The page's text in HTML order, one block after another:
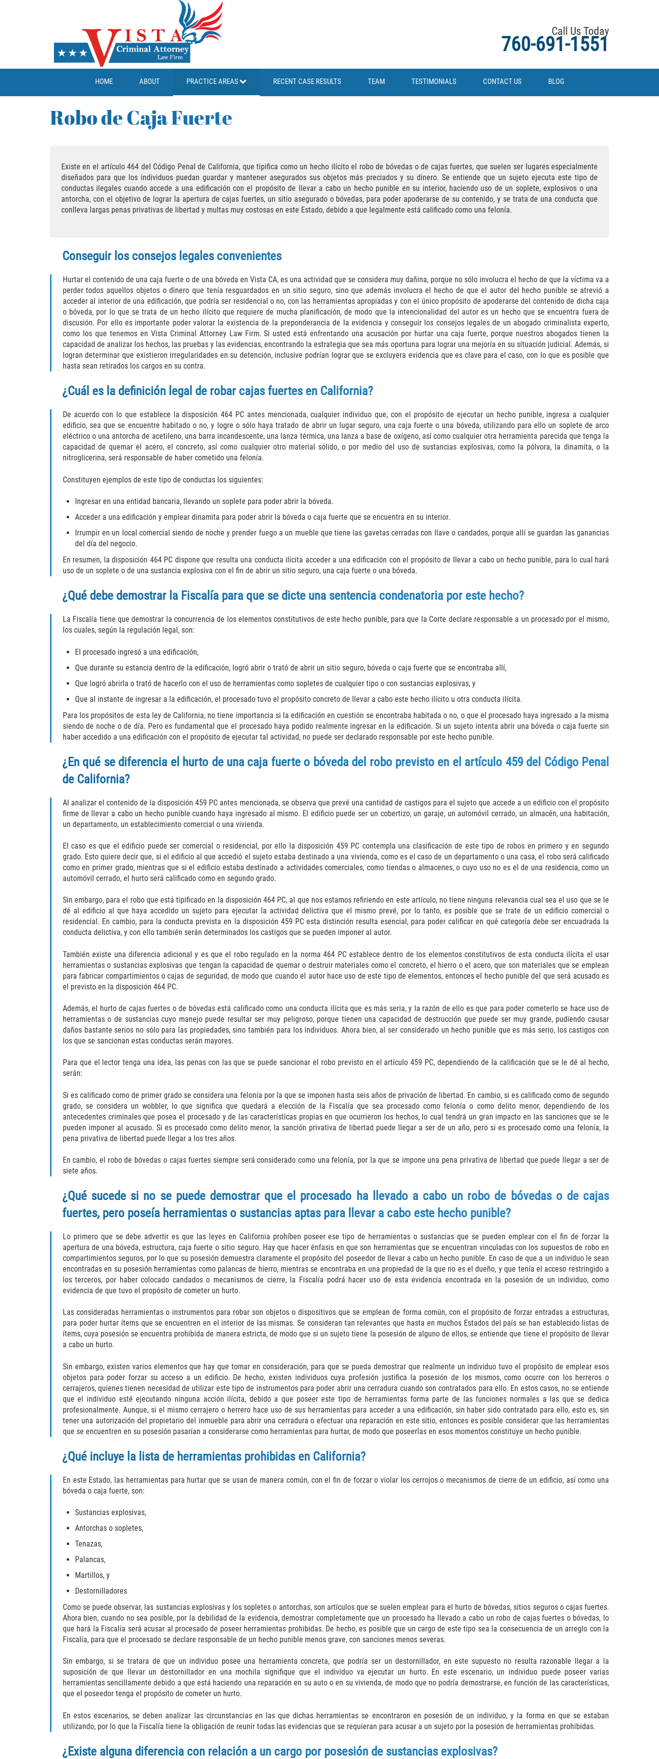
Call Us Today
760-691-1551
HOME ABOUT PRACTICE AREAS RECENT CASE RESULTS TEAM TESTIMONIALS CONTACT US BLOG
Robo de Caja Fuerte
Existe en el artículo 464 del Código Penal de California, que tipifica como un hecho ilícito el robo de bóvedas o de cajas fuertes, que suelen ser lugares especialmente
diseñados para que los individuos puedan guardar y mantener asegurados sus objetos más preciados y su dinero. Se entiende que un sujeto ejecuta este tipo de
conductas ilegales cuando accede a una edificación con el propósito de llevar a cabo un hecho punible en su interior, haciendo uso de un soplete, explosivos o una
antorcha, con el objetivo de lograr la apertura de cajas fuertes, un sitio asegurado o bóvedas, para poder apoderarse de su contenido, y se trata de una conducta que
conlleva largas penas privativas de libertad y multas muy costosas en este Estado, debido a que legalmente está calificado como una felonía.
Conseguir los consejos legales convenientes
Hurtar el contenido de una caja fuerte o de una bóveda en Vista CA, es una actividad que se considera muy dañina, porque no sólo involucra el hecho de que la víctima va a
perder todos aquellos objetos o dinero que tenía resguardados en un sitio seguro, sino que además involucra el hecho de que el autor del hecho punible se atrevió a
acceder al interior de una edificación, que podría ser residencial o no, con las herramientas apropiadas y con el único propósito de apoderarse del contenido de dicha caja
o bóveda, por lo que se trata de un hecho ilícito que requiere de mucha planificación, de modo que la intencionalidad del autor es un hecho que se encuentra fuera de
discusión. Por ello es importante poder valorar la existencia de la preponderancia de la evidencia y conseguir los consejos legales de un abogado criminalista experto,
como los que tenemos en Vista Criminal Attorney Law Firm. Si usted está enfrentando una acusación por hurtar una caja fuerte, porque nuestros abogados tienen la
capacidad de analizar los hechos, las pruebas y las evidencias, encontrando la estrategia que sea más oportuna para lograr una mejoría en su situación judicial. Además, si
logran determinar que existieron irregularidades en su detención, inclusive podrían lograr que se excluyera evidencia que es clave para el caso, con lo que es posible que
hasta sean retirados los cargos en su contra.
¿Cuál es la definición legal de robar cajas fuertes en California?
De acuerdo con lo que establece la disposición 464 PC antes mencionada, cualquier individuo que, con el propósito de ejecutar un hecho punible, ingresa a cualquier
edificio, sea que se encuentre habitado o no, y logre o sólo haya tratado de abrir un lugar seguro, una caja fuerte o una bóveda, utilizando para ello un soplete de arco
eléctrico o una antorcha de acetileno, una barra incandescente, una lanza térmica, una lanza a base de oxígeno, así como cualquier otra herramienta parecida que tenga la
capacidad de quemar el acero, el concreto, así como cualquier otro material sólido, o por medio del uso de sustancias explosivas, como la pólvora, la dinamita, o la
nitroglicerina, será responsable de haber cometido una felonía.
Constituyen ejemplos de este tipo de conductas los siguientes:
Ingresar en una entidad bancaria, llevando un soplete para poder abrir la bóveda.
Acceder a una edificación y emplear dinamita para poder abrir la bóveda o caja fuerte que se encuentra en su interior.
Irrumpir en un local comercial siendo de noche y prender fuego a un mueble que tiene las gavetas cerradas con llave o candados, porque allí se guardan las ganancias
del día del negocio.
En resumen, la disposición 464 PC dispone que resulta una conducta ilícita acceder a una edificación con el propósito de llevar a cabo un hecho punible, para lo cual hará
uso de un soplete o de una sustancia explosiva con el fin de abrir un sitio seguro, una caja fuerte o una bóveda.
¿Qué debe demostrar la Fiscalía para que se dicte una sentencia condenatoria por este hecho?
La Fiscalía tiene que demostrar la concurrencia de los elementos constitutivos de este hecho punible, para que la Corte declare responsable a un procesado por el mismo,
los cuales, según la regulación legal, son:
El procesado ingresó a una edificación,
Que durante su estancia dentro de la edificación, logró abrir o trató de abrir un sitio seguro, bóveda o caja fuerte que se encontraba allí,
Que logró abrirla o trató de hacerlo con el uso de herramientas como sopletes de cualquier tipo o con sustancias explosivas, y
Que al instante de ingresar a la edificación, el procesado tuvo el propósito concreto de llevar a cabo este hecho ilícito u otra conducta ilícita.
Para los propósitos de esta ley de California, no tiene importancia si la edificación en cuestión se encontraba habitada o no, o que el procesado haya ingresado a la misma
siendo de noche o de día. Pero es fundamental que el procesado haya podido realmente ingresar en la edificación. Si un sujeto intenta abrir una bóveda o caja fuerte sin
haber accedido a una edificación con el propósito de ejecutar tal actividad, no puede ser declarado responsable por este hecho punible.
¿En qué se diferencia el hurto de una caja fuerte o bóveda del robo previsto en el artículo 459 del Código Penal
de California?
Al analizar el contenido de la disposición 459 PC antes mencionada, se observa que prevé una cantidad de castigos para el sujeto que accede a un edificio con el propósito
firme de llevar a cabo un hecho punible cuando haya ingresado al mismo. El edificio puede ser un cobertizo, un garaje, un automóvil cerrado, un almacén, una habitación,
un departamento, un establecimiento comercial o una vivienda.
El caso es que el edificio puede ser comercial o residencial, por ello la disposición 459 PC contempla una clasificación de este tipo de robos en primero y en segundo
grado. Esto quiere decir que, si el edificio al que accedió el sujeto estaba destinado a una vivienda, como es el caso de un departamento o una casa, el robo será calificado
como en primer grado, mientras que si el edificio estaba destinado a actividades comerciales, como tiendas o almacenes, o cuyo uso no es el de una residencia, como un
automóvil cerrado, el hurto será calificado como en segundo grado.
Sin embargo, para el robo que está tipificado en la disposición 464 PC, al que nos estamos refiriendo en este artículo, no tiene ninguna relevancia cual sea el uso que se le
dé al edificio al que haya accedido un sujeto para ejecutar la actividad delictiva que el mismo prevé, por lo tanto, es posible que se trate de un edificio comercial o
residencial. En cambio, para la conducta prevista en la disposición 459 PC esta distinción resulta esencial, para poder calificar en qué categoría debe ser encuadrada la
conducta delictiva, y con ello también serán determinados los castigos que se pueden imponer al autor.
También existe una diferencia adicional y es que el robo regulado en la norma 464 PC establece dentro de los elementos constitutivos de esta conducta ilícita el usar
herramientas o sustancias explosivas que tengan la capacidad de quemar o destruir materiales como el concreto, el hierro o el acero, que son materiales que se emplean
para fabricar compartimientos o cajas de seguridad, de modo que cuando el autor hace uso de este tipo de elementos, entonces el hecho punible del que será acusado es
el previsto en la disposición 464 PC.
Además, el hurto de cajas fuertes o de bóvedas está calificado como una conducta ilícita que es más seria, y la razón de ello es que para poder cometerlo se hace uso de
herramientas o de sustancias cuyo manejo puede resultar ser muy peligroso, porque tienen una capacidad de destrucción que puede ser muy grande, pudiendo causar
daños bastante serios no sólo para las propiedades, sino también para los individuos. Ahora bien, al ser considerado un hecho punible que es más serio, los castigos con
los que se sancionan estas conductas serán mayores.
Para que el lector tenga una idea, las penas con las que se puede sancionar el robo previsto en el artículo 459 PC, dependiendo de la calificación que se le dé al hecho,
serán:
Si es calificado como de primer grado se considera una felonía por la que se imponen hasta seis años de privación de libertad. En cambio, si es calificado como de segundo
grado, se considera un wobbler, lo que significa que quedará a elección de la Fiscalía que sea procesado como felonía o como delito menor, dependiendo de los
antecedentes criminales que posea el procesado y de las características propias en que ocurrieron los hechos, lo cual tendrá un gran impacto en las sanciones que se le
pueden imponer al acusado. Si es procesado como delito menor, la sanción privativa de libertad puede llegar a ser de un año, pero si es procesado como una felonía, la
pena privativa de libertad puede llegar a los tres años.
En cambio, el robo de bóvedas o cajas fuertes siempre será considerado como una felonía, por la que se impone una pena privativa de libertad que puede llegar a ser de
siete años.
¿Qué sucede si no se puede demostrar que el procesado ha llevado a cabo un robo de bóvedas o de cajas
fuertes, pero poseía herramientas o sustancias aptas para llevar a cabo este hecho punible?
Lo primero que se debe advertir es que las leyes en California prohíben poseer ese tipo de herramientas o sustancias que se pueden emplear con el fin de forzar la
apertura de una bóveda, estructura, caja fuerte o sitio seguro. Hay que hacer énfasis en que son herramientas que se encuentran vinculadas con los supuestos de robo en
compartimientos seguros, por lo que su posesión demuestra claramente el propósito del poseedor de llevar a cabo un hecho punible. En caso de que a un individuo le sean
encontradas en su posesión herramientas como palancas de hierro, mientras se encontraba en una propiedad de la que no es el dueño, y que tenía el acceso restringido a
los terceros, por haber colocado candados o mecanismos de cierre, la Fiscalía podrá hacer uso de esta evidencia encontrada en la posesión de un individuo, como
evidencia de que tuvo el propósito de cometer un hurto.
Las consideradas herramientas o instrumentos para robar son objetos o dispositivos que se emplean de forma común, con el propósito de forzar entradas a estructuras,
para poder hurtar ítems que se encuentren en el interior de las mismas. Se consideran tan relevantes que hasta en muchos Estados del país se han establecido listas de
ítems, cuya posesión se encuentra prohibida de manera estricta, de modo que si un sujeto tiene la posesión de alguno de ellos, se entiende que tiene el propósito de llevar
a cabo un hurto.
Sin embargo, existen varios elementos que hay que tomar en consideración, para que se pueda demostrar que realmente un individuo tuvo el propósito de emplear esos
objetos para poder forzar su acceso a un edificio. De hecho, existen individuos cuya profesión justifica la posesión de los mismos, como ocurre con los herreros o
cerrajeros, quienes tienen necesidad de utilizar este tipo de instrumentos para poder abrir una cerradura cuando son contratados para ello. En estos casos, no se entiende
que el individuo esté ejecutando ninguna acción ilícita, debido a que poseer este tipo de herramientas forma parte de las funciones normales a las que se dedica
profesionalmente. Aunque, si el mismo cerrajero o herrero hace uso de sus herramientas para acceder a una edificación, sin haber sido contratado para ello, esto es, sin
tener una autorización del propietario del inmueble para abrir una cerradura o efectuar una reparación en este sitio, entonces es posible considerar que las herramientas
que se encuentren en su posesión pasarían a considerarse como herramientas para hurtar, de modo que poseerlas en esos momentos constituye un hecho punible.
¿Qué incluye la lista de herramientas prohibidas en California?
En este Estado, las herramientas para hurtar que se usan de manera común, con el fin de forzar o violar los cerrojos o mecanismos de cierre de un edificio, así como una
bóveda o caja fuerte, son:
Sustancias explosivas,
Antorchas o sopletes,
Tenazas,
Palancas,
Martillos, y
Destornilladores
Como se puede observar, las sustancias explosivas y los sopletes o antorchas, son artículos que se suelen emplear para el hurto de bóvedas, sitios seguros o cajas fuertes.
Ahora bien, cuando no sea posible, por la debilidad de la evidencia, demostrar completamente que un procesado ha llevado a cabo un robo de cajas fuertes o bóvedas, lo
que hará la Fiscalía será acusar al procesado de poseer herramientas prohibidas. De hecho, es posible que un cargo de este tipo sea la consecuencia de un arreglo con la
Fiscalía, para que el procesado se declare responsable de un hecho punible menos grave, con sanciones menos severas.
Sin embargo, si se tratara de que un individuo posee una herramienta concreta, que podría ser un destornillador, en este supuesto no resulta razonable llegar a la
suposición de que llevar un destornillador en una mochila signifique que el individuo va ejecutar un hurto. En este escenario, un individuo puede poseer varias
herramientas sencillamente debido a que está haciendo una reparación en su auto o en su vivienda, de modo que no podría demostrarse, en función de las características,
que el poseedor tenga el propósito de cometer un hurto.
En estos escenarios, se deben analizar las circunstancias en las que dichas herramientas se encontraron en posesión de un individuo, y la forma en que se estaban
utilizando, por lo que la Fiscalía tiene la obligación de reunir todas las evidencias que se requieran para acusar a un sujeto por la posesión de herramientas prohibidas.
¿Existe alguna diferencia con relación a un cargo por posesión de sustancias explosivas?